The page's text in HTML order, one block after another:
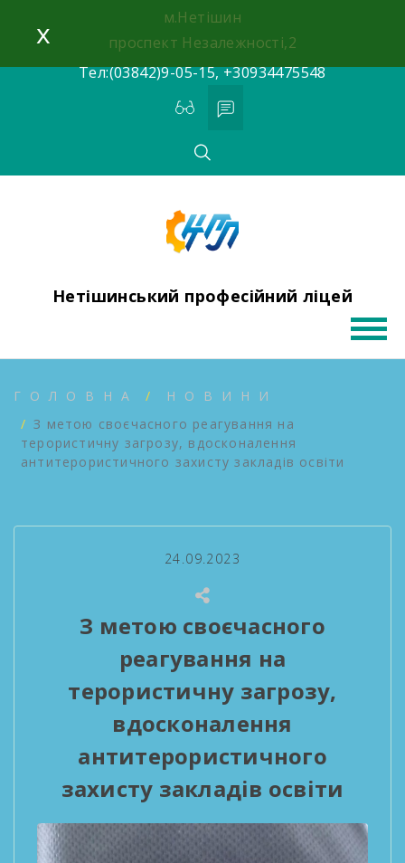
content
м.Нетішин
проспект Незалежності,2
Тел:(03842)9-05-15, +30934475548
Нетішинський професійний ліцей
ГОЛОВНА
НОВИНИ
З метою своєчасного реагування на
терористичну загрозу, вдосконалення
антитерористичного захисту закладів освіти
24.09.2023
З метою своєчасного
реагування на
терористичну загрозу,
вдосконалення
антитерористичного
захисту закладів освіти
x